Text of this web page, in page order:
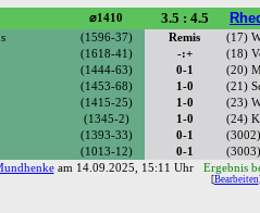
⌀1410 3.5 : 4.5
(1596-37) Remis (17)
(1618-41) -:+ (18)
(1444-63) 0-1 (20)
(1453-68) 1-0 (21)
(1415-25) 1-0 (23)
(1345-2) 1-0 (24)
(1393-33) 0-1
(1013-12) 0-1
am 14.09.2025, 15:11 Uhr Ergebnis
[Bearbeiten]